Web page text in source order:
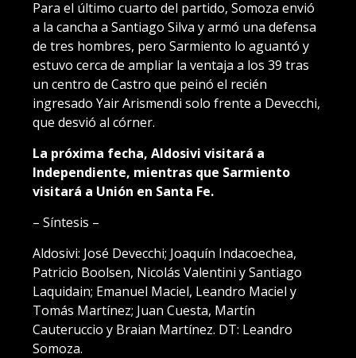
Para el último cuarto del partido, Somoza envió
a la cancha a Santiago Silva y armó una defensa
de tres hombres, pero Sarmiento lo aguantó y
estuvo cerca de ampliar la ventaja a los 39 tras
un centro de Castro que peinó el recién
ingresado Yair Arismendi solo frente a Devecchi,
que desvió al córner.
La próxima fecha, Aldosivi visitará a
Independiente, mientras que Sarmiento
visitará a Unión en Santa Fe.
– Síntesis –
Aldosivi: José Devecchi; Joaquín Indacoechea,
Patricio Boolsen, Nicolás Valentini y Santiago
Laquidain; Emanuel Maciel, Leandro Maciel y
Tomás Martínez; Juan Cuesta, Martín
Cauteruccio y Braian Martínez. DT: Leandro
Somoza.